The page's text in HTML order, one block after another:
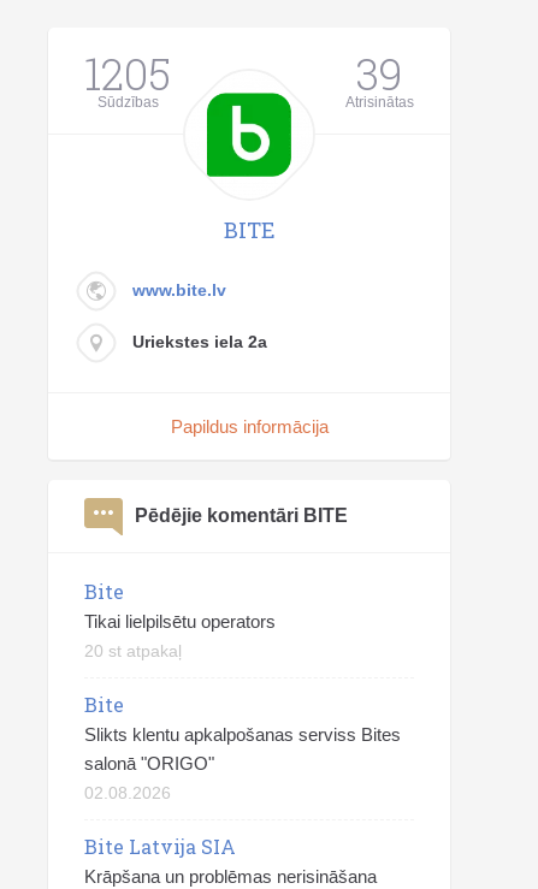
1205
Sūdzības 39
Atrisinātas
BITE
www.bite.lv
Uriekstes iela 2a
Papildus informācija
Pēdējie komentāri BITE
Bite
Tikai lielpilsētu operators
20 st atpakaļ
Bite
Slikts klentu apkalpošanas serviss Bites
salonā "ORIGO"
02.08.2026
Bite Latvija SIA
Krāpšana un problēmas nerisināšana